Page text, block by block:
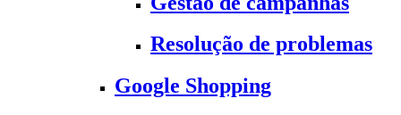
Resolução de problemas
Google Shopping